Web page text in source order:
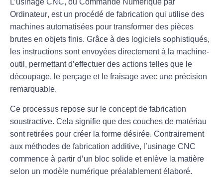
L’usinage CNC, ou Commande Numérique par
Ordinateur, est un procédé de fabrication qui utilise des
machines automatisées pour transformer des pièces
brutes en objets finis. Grâce à des logiciels sophistiqués,
les instructions sont envoyées directement à la machine-
outil, permettant d’effectuer des actions telles que le
découpage, le perçage et le fraisage avec une précision
remarquable.
Ce processus repose sur le concept de fabrication
soustractive. Cela signifie que des couches de matériau
sont retirées pour créer la forme désirée. Contrairement
aux méthodes de fabrication additive, l’usinage CNC
commence à partir d’un bloc solide et enlève la matière
selon un modèle numérique préalablement élaboré.